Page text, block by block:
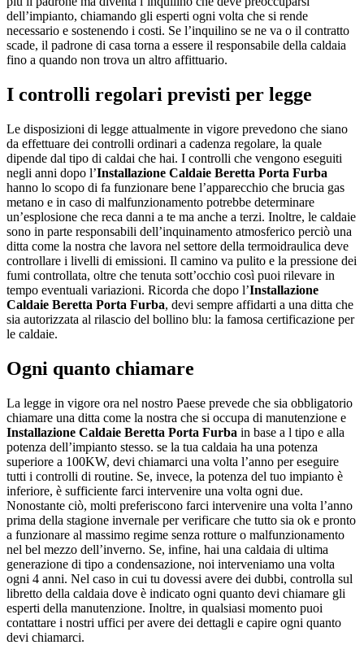
dell’impianto, chiamando gli esperti ogni volta che si rende
necessario e sostenendo i costi. Se l’inquilino se ne va o il contratto
scade, il padrone di casa torna a essere il responsabile della caldaia
fino a quando non trova un altro affittuario.
I controlli regolari previsti per legge
Le disposizioni di legge attualmente in vigore prevedono che siano
da effettuare dei controlli ordinari a cadenza regolare, la quale
dipende dal tipo di caldai che hai. I controlli che vengono eseguiti
negli anni dopo l’Installazione Caldaie Beretta Porta Furba
hanno lo scopo di fa funzionare bene l’apparecchio che brucia gas
metano e in caso di malfunzionamento potrebbe determinare
un’esplosione che reca danni a te ma anche a terzi. Inoltre, le caldaie
sono in parte responsabili dell’inquinamento atmosferico perciò una
ditta come la nostra che lavora nel settore della termoidraulica deve
controllare i livelli di emissioni. Il camino va pulito e la pressione dei
fumi controllata, oltre che tenuta sott’occhio così puoi rilevare in
tempo eventuali variazioni. Ricorda che dopo l’Installazione
Caldaie Beretta Porta Furba, devi sempre affidarti a una ditta che
sia autorizzata al rilascio del bollino blu: la famosa certificazione per
le caldaie.
Ogni quanto chiamare
La legge in vigore ora nel nostro Paese prevede che sia obbligatorio
chiamare una ditta come la nostra che si occupa di manutenzione e
Installazione Caldaie Beretta Porta Furba in base a l tipo e alla
potenza dell’impianto stesso. se la tua caldaia ha una potenza
superiore a 100KW, devi chiamarci una volta l’anno per eseguire
tutti i controlli di routine. Se, invece, la potenza del tuo impianto è
inferiore, è sufficiente farci intervenire una volta ogni due.
Nonostante ciò, molti preferiscono farci intervenire una volta l’anno
prima della stagione invernale per verificare che tutto sia ok e pronto
a funzionare al massimo regime senza rotture o malfunzionamento
nel bel mezzo dell’inverno. Se, infine, hai una caldaia di ultima
generazione di tipo a condensazione, noi interveniamo una volta
ogni 4 anni. Nel caso in cui tu dovessi avere dei dubbi, controlla sul
libretto della caldaia dove è indicato ogni quanto devi chiamare gli
esperti della manutenzione. Inoltre, in qualsiasi momento puoi
contattare i nostri uffici per avere dei dettagli e capire ogni quanto
devi chiamarci.